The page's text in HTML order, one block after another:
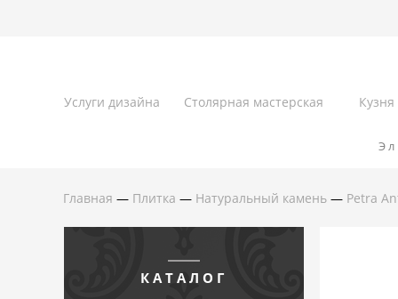
Услуги дизайна Столярная мастерская Кузня
Главная — Плитка — Натуральный камень — Petra
КАТАЛОГ